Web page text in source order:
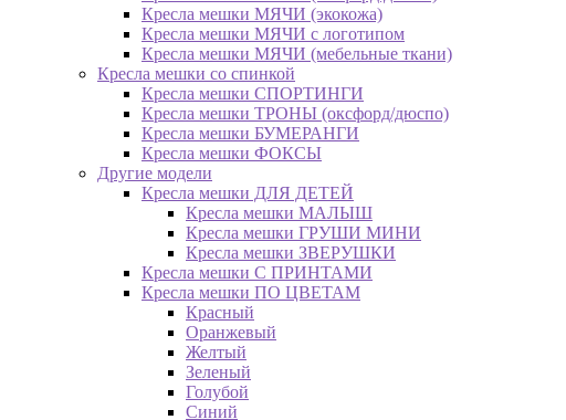
Кресла мешки МЯЧИ (экокожа)
Кресла мешки МЯЧИ с логотипом
Кресла мешки МЯЧИ (мебельные ткани)
Кресла мешки со спинкой
Кресла мешки СПОРТИНГИ
Кресла мешки ТРОНЫ (оксфорд/дюспо)
Кресла мешки БУМЕРАНГИ
Кресла мешки ФОКСЫ
Другие модели
Кресла мешки ДЛЯ ДЕТЕЙ
Кресла мешки МАЛЫШ
Кресла мешки ГРУШИ МИНИ
Кресла мешки ЗВЕРУШКИ
Кресла мешки С ПРИНТАМИ
Кресла мешки ПО ЦВЕТАМ
Красный
Оранжевый
Желтый
Зеленый
Голубой
Синий